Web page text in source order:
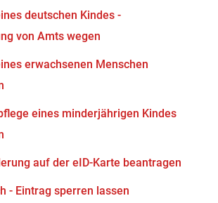
deutschen Kindes -
von Amts wegen
erwachsenen Menschen
eines minderjährigen Kindes
auf der eID-Karte beantragen
- Eintrag sperren lassen